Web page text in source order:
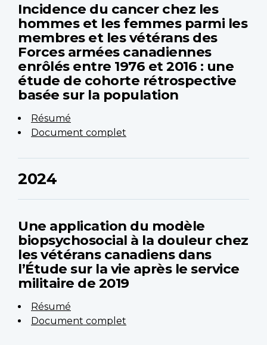
Incidence du cancer chez les
hommes et les femmes parmi les
membres et les vétérans des
Forces armées canadiennes
enrôlés entre 1976 et 2016 : une
étude de cohorte rétrospective
basée sur la population
Résumé
Document complet
2024
Une application du modèle
biopsychosocial à la douleur chez
les vétérans canadiens dans
l’Étude sur la vie après le service
militaire de 2019
Résumé
Document complet